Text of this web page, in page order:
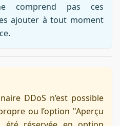
comprend pas ces
ajouter à tout moment
DDoS n’est possible
ou l’option "Aperçu